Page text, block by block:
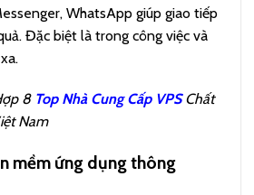
WhatsApp giúp giao tiếp
Đặc biệt là trong công việc và
8 Top Nhà Cung Cấp VPSChất
Nam
mềm ứng dụng thông